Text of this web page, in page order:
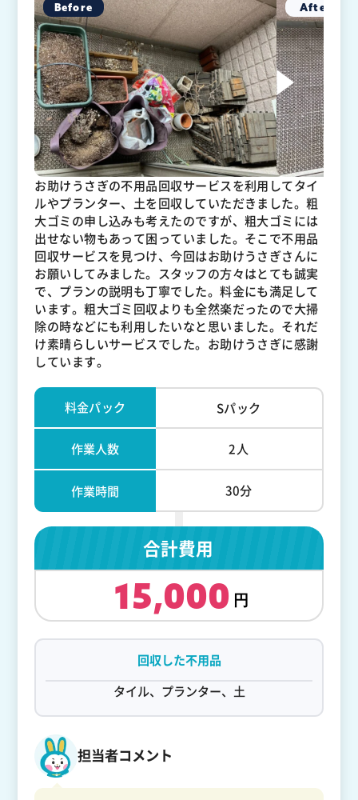
お助けうさぎの不用品回収サービスを利用してタイ
ルやプランター、土を回収していただきました。粗
大ゴミの申し込みも考えたのですが、粗大ゴミには
出せない物もあって困っていました。そこで不用品
回収サービスを見つけ、今回はお助けうさぎさんに
お願いしてみました。スタッフの方々はとても誠実
で、プランの説明も丁寧でした。料金にも満足して
います。粗大ゴミ回収よりも全然楽だったので大掃
除の時などにも利用したいなと思いました。それだ
け素晴らしいサービスでした。お助けうさぎに感謝
しています。
料金パック Sパック
作業人数 2人
作業時間 30分
合計費用
15,000
回収した不用品
タイル、プランター、土
担当者コメント